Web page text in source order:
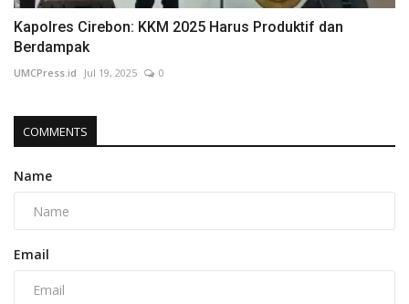
Kapolres Cirebon: KKM 2025 Harus Produktif dan
Berdampak
UMCPress.id Jul 19, 2025 0
COMMENTS
Name
Email